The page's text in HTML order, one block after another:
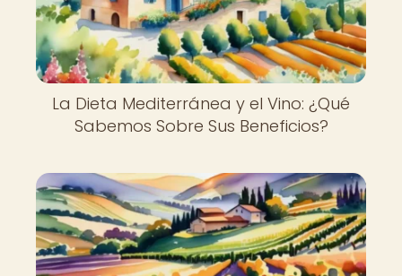
La Dieta Mediterránea y el Vino: ¿Qué
Sabemos Sobre Sus Beneficios?